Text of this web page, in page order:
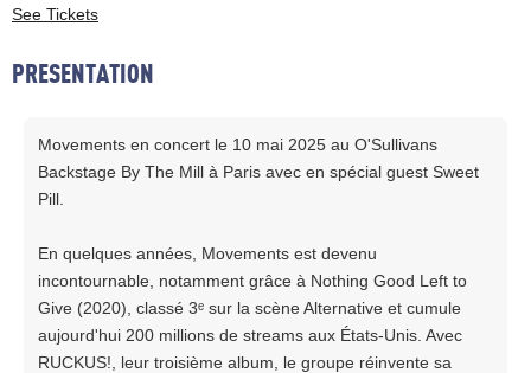
See Tickets
PRESENTATION
Movements en concert le 10 mai 2025 au O'Sullivans
Backstage By The Mill à Paris avec en spécial guest Sweet
Pill.
En quelques années, Movements est devenu
incontournable, notamment grâce à Nothing Good Left to
Give (2020), classé 3ᵉ sur la scène Alternative et cumule
aujourd'hui 200 millions de streams aux États-Unis. Avec
RUCKUS!, leur troisième album, le groupe réinvente sa